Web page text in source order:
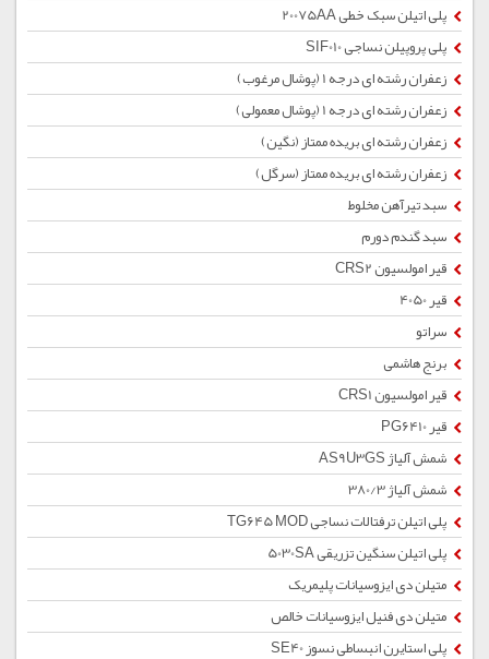
پلی اتیلن سبک خطی 20075AA
پلی پروپیلن نساجی SIF010
زعفران رشته ای درجه 1 (پوشال مرغوب)
زعفران رشته ای درجه 1 (پوشال معمولی)
زعفران رشته ای بریده ممتاز (نگین)
زعفران رشته ای بریده ممتاز (سرگل)
سبد تیرآهن مخلوط
سبد گندم دورم
قیر امولسیون CRS2
قیر 4050
سراتو
برنج هاشمی
قیر امولسیون CRS1
قیر PG6410
شمش آلیاژ AS9U3GS
شمش آلیاژ 380/3
پلی اتیلن ترفتالات نساجی TG645 MOD
پلی اتیلن سنگین تزریقی 5030SA
متیلن دی ایزوسیانات پلیمریک
متیلن دی فنیل ایزوسیانات خالص
پلی استایرن انبساطی نسوز SE40